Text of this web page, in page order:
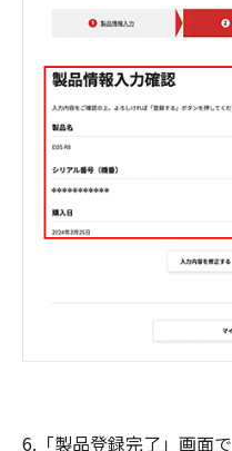
6.「製品登録完了」画面で